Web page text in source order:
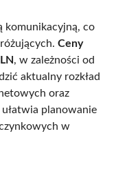
komunikacyjną, co
Ceny
, w zależności od
aktualny rozkład
oraz
planowanie
w